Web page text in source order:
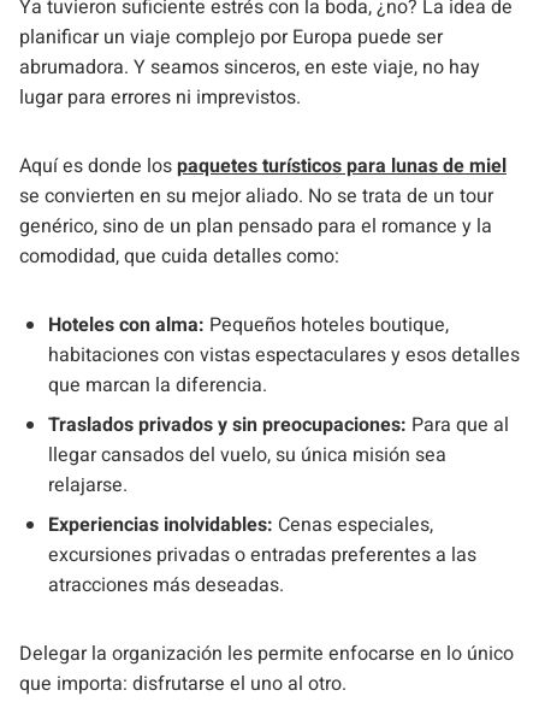
Ya tuvieron suficiente estrés con la boda, ¿no? La idea de
planificar un viaje complejo por Europa puede ser
abrumadora. Y seamos sinceros, en este viaje, no hay
lugar para errores ni imprevistos.
Aquí es donde lospaquetes turísticos para lunas de miel
se convierten en su mejor aliado. No se trata de un tour
genérico, sino de un plan pensado para el romance y la
comodidad, que cuida detalles como:
Hoteles con alma: Pequeños hoteles boutique,
habitaciones con vistas espectaculares y esos detalles
que marcan la diferencia.
Traslados privados y sin preocupaciones: Para que al
llegar cansados del vuelo, su única misión sea
relajarse.
Experiencias inolvidables: Cenas especiales,
excursiones privadas o entradas preferentes a las
atracciones más deseadas.
Delegar la organización les permite enfocarse en lo único
que importa: disfrutarse el uno al otro.